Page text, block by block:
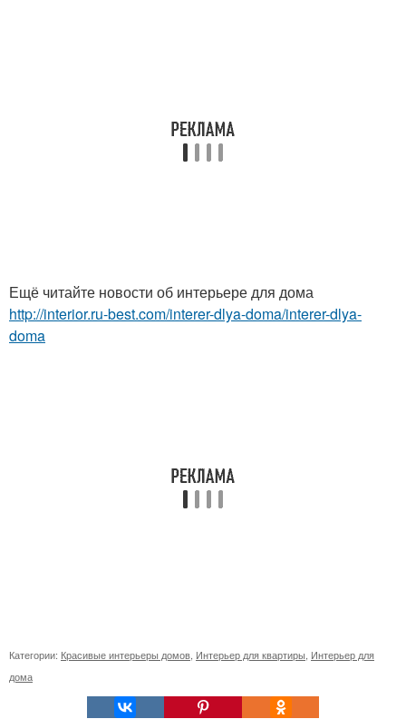
Ещё читайте новости об интерьере для дома
http://interior.ru-best.com/interer-dlya-doma/interer-dlya-
doma
Категории: Красивые интерьеры домов Интерьер для квартиры Интерьер для
дома